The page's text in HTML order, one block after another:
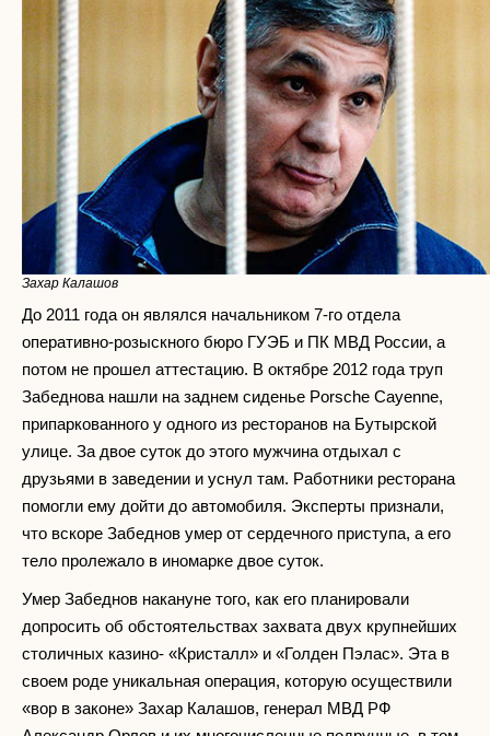
Захар Калашов
До 2011 года он являлся начальником 7-го отдела
оперативно-розыскного бюро ГУЭБ и ПК МВД России, а
потом не прошел аттестацию. В октябре 2012 года труп
Забеднова нашли на заднем сиденье Porsche Cayenne,
припаркованного у одного из ресторанов на Бутырской
улице. За двое суток до этого мужчина отдыхал с
друзьями в заведении и уснул там. Работники ресторана
помогли ему дойти до автомобиля. Эксперты признали,
что вскоре Забеднов умер от сердечного приступа, а его
тело пролежало в иномарке двое суток.
Умер Забеднов накануне того, как его планировали
допросить об обстоятельствах захвата двух крупнейших
столичных казино- «Кристалл» и «Голден Пэлас». Эта в
своем роде уникальная операция, которую осуществили
«вор в законе» Захар Калашов, генерал МВД РФ